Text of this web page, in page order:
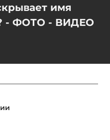
имя
- ФОТО - ВИДЕО